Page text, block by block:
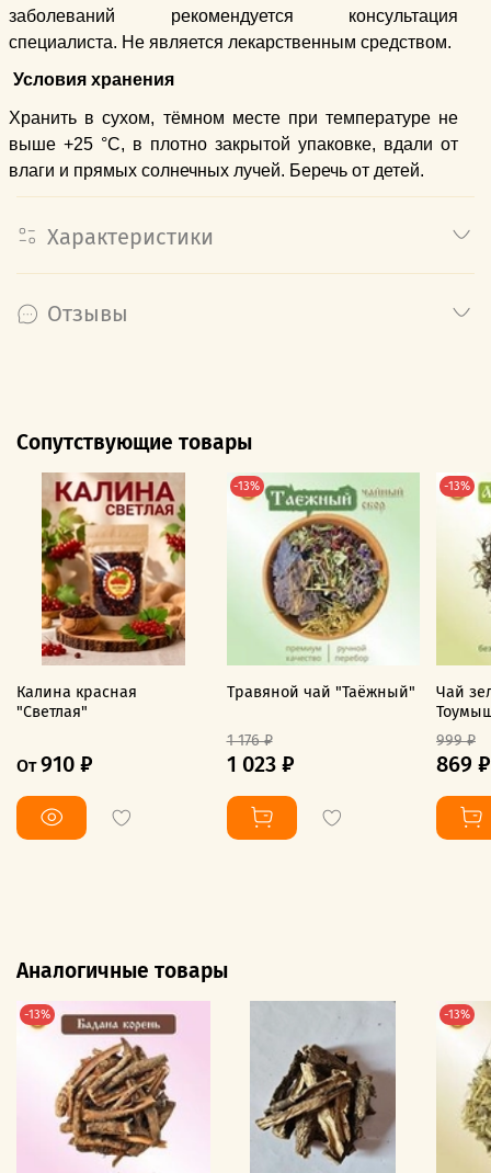
заболеваний рекомендуется консультация
специалиста. Не является лекарственным средством.
Условия хранения
Хранить в сухом, тёмном месте при температуре не
выше +25 °C, в плотно закрытой упаковке, вдали от
влаги и прямых солнечных лучей. Беречь от детей.
Характеристики
Отзывы
Сопутствующие товары
Калина красная
"Светлая"
От 910 ₽
-13%
Травяной чай "Таёжный"
1 176 ₽
1 023 ₽
-13%
Чай
999 ₽
869 ₽
Аналогичные товары
-13% -13%